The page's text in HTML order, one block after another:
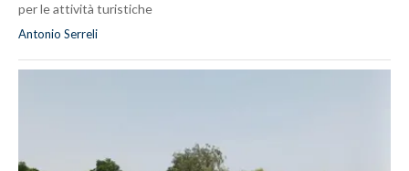
per le attività turistiche
Antonio Serreli